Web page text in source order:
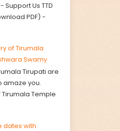
Support Us TTD
PDF) -
of Tirumala
Swamy
Tirupati are
amaze you.
Temple
dates with